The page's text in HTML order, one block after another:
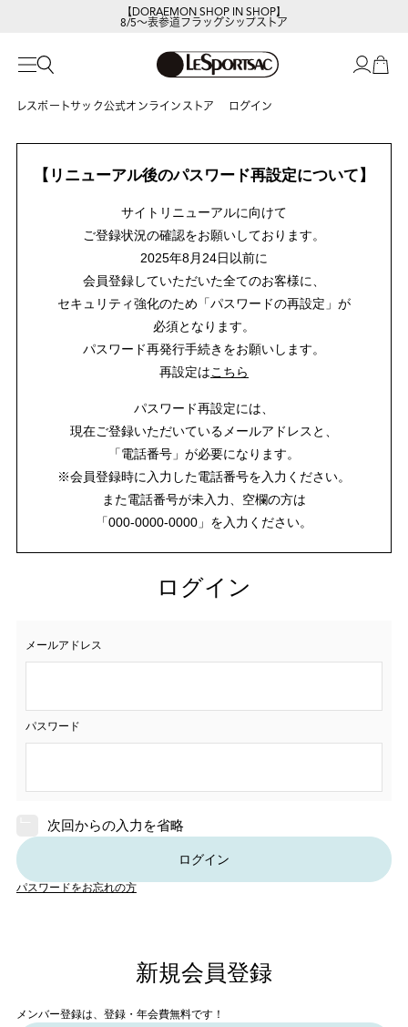
【DORAEMON SHOP IN SHOP】
8/5～表参道フラッグシップストア
レスポートサック公式オンラインストア ログイン
【リニューアル後のパスワード再設定について】
サイトリニューアルに向けて
ご登録状況の確認をお願いしております。
2025年8月24日以前に
会員登録していただいた全てのお客様に、
セキュリティ強化のため「パスワードの再設定」が
必須となります。
パスワード再発行手続きをお願いします。
再設定はこちら
パスワード再設定には、
現在ご登録いただいているメールアドレスと、
「電話番号」が必要になります。
※会員登録時に入力した電話番号を入力ください。
また電話番号が未入力、空欄の方は
「000-0000-0000」を入力ください。
ログイン
メールアドレス
パスワード
次回からの入力を省略
ログイン
パスワードをお忘れの方
新規会員登録
メンバー登録は、登録・年会費無料です！